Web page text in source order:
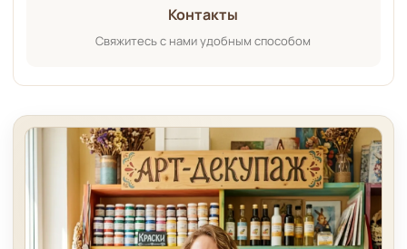
Контакты
Свяжитесь с нами удобным способом